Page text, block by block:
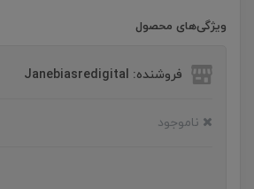
ویژگی‌های محصول
فروشنده: Janebiasredigital
ناموجود